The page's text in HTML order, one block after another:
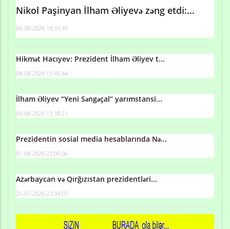
Nikol Paşinyan İlham Əliyevə zəng etdi:...
08-08-2026 19:33:49
Hikmət Hacıyev: Prezident İlham Əliyev t...
08-08-2026 15:45:44
İlham Əliyev “Yeni Səngəçal” yarımstansi...
05-08-2026 13:38:21
Prezidentin sosial media hesablarında Nə...
01-08-2026 23:06:06
Azərbaycan və Qırğızıstan prezidentləri...
31-07-2026 23:34:05